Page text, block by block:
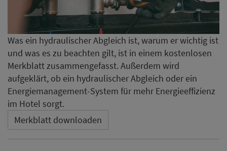
Was ein hydraulischer Abgleich ist, warum er wichtig ist
und was es zu beachten gilt, ist in einem kostenlosen
Merkblatt zusammengefasst. Außerdem wird
aufgeklärt, ob ein hydraulischer Abgleich oder ein
Energiemanagement-System für mehr Energieeffizienz
im Hotel sorgt.
Merkblatt downloaden